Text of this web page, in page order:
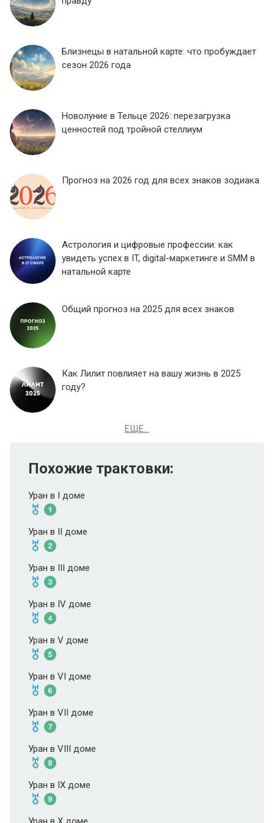
Близнецы в натальной карте: что пробуждает
сезон 2026 года
Новолуние в Тельце 2026: перезагрузка
ценностей под тройной стеллиум
Прогноз на 2026 год для всех знаков зодиака
Астрология и цифровые профессии: как
увидеть успех в IT, digital-маркетинге и SMM в
натальной карте
Общий прогноз на 2025 для всех знаков
Как Лилит повлияет на вашу жизнь в 2025
году?
ЕЩЕ...
Похожие трактовки:
Уран в I доме
Уран в II доме
Уран в III доме
Уран в IV доме
Уран в V доме
Уран в VI доме
Уран в VII доме
Уран в VIII доме
Уран в IX доме